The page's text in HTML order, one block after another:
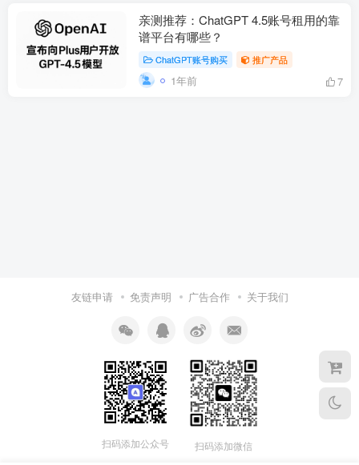
亲测推荐：ChatGPT 4.5账号租用的靠
谱平台有哪些？
ChatGPT账号购买 推广产品
1年前 7
友链申请 免责声明 广告合作 关于我们
扫码添加公众号 扫码添加微信